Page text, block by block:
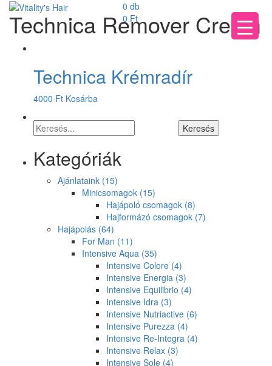
0 db
0 Ft
Technica Remover Cream
Technica Krémradír
4000 Ft Kosárba
Kategóriák
Ajánlataink (15)
Minicsomagok (15)
Hajápoló csomagok (8)
Hajformázó csomagok (7)
Hajápolás (64)
For Man (11)
Intensive Aqua (35)
Intensive Colore (4)
Intensive Energia (3)
Intensive Equilibrio (4)
Intensive Idra (3)
Intensive Nutriactive (6)
Intensive Purezza (4)
Intensive Re-Integra (4)
Intensive Relax (3)
Intensive Sole (4)